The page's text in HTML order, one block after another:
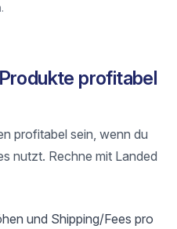
profitabel
profitabel sein, wenn du
nutzt. Rechne mit Landed
und Shipping/Fees pro